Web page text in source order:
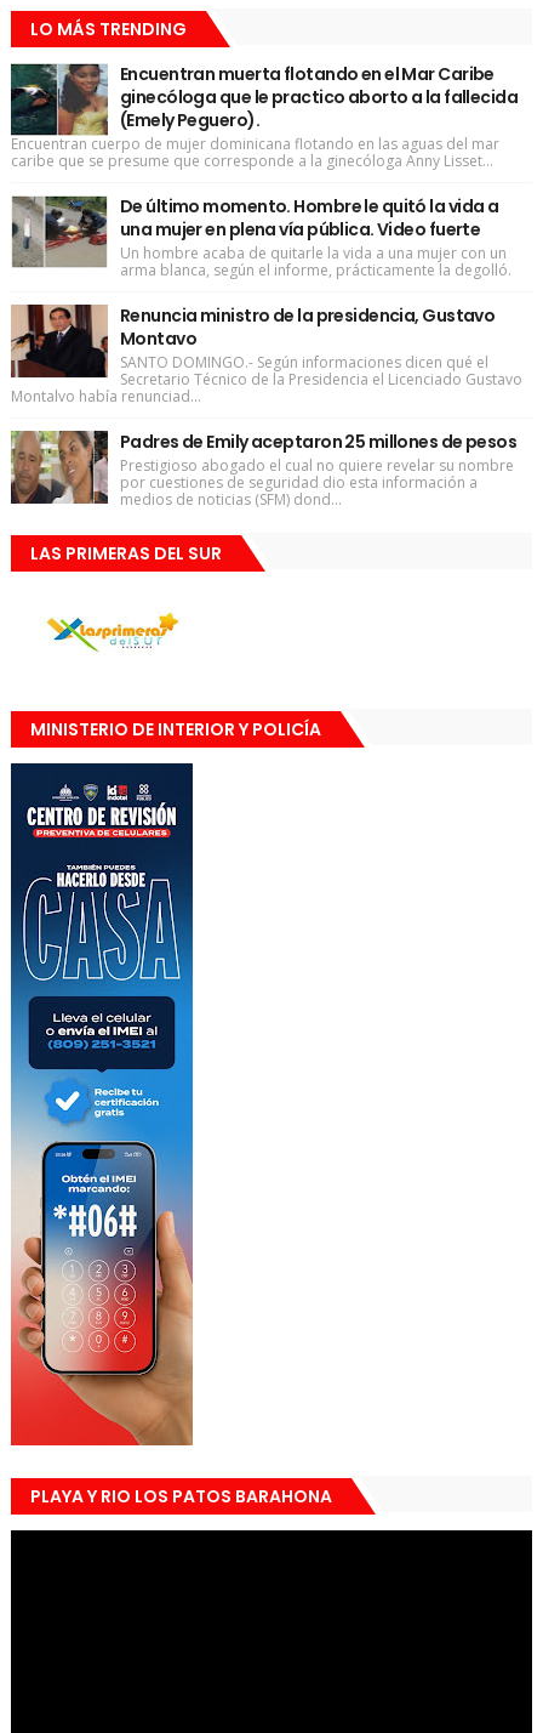
LO MÁS TRENDING
Encuentran muerta flotando en el Mar Caribe
ginecóloga que le practico aborto a la fallecida
(Emely Peguero).
Encuentran cuerpo de mujer dominicana flotando en las aguas del mar
caribe que se presume que corresponde a la ginecóloga Anny Lisset...
De último momento. Hombre le quitó la vida a
una mujer en plena vía pública. Video fuerte
Un hombre acaba de quitarle la vida a una mujer con un
arma blanca, según el informe, prácticamente la degolló.
Renuncia ministro de la presidencia, Gustavo
Montavo
SANTO DOMINGO.- Según informaciones dicen qué el
Secretario Técnico de la Presidencia el Licenciado Gustavo
Montalvo había renunciad...
Padres de Emily aceptaron 25 millones de pesos
Prestigioso abogado el cual no quiere revelar su nombre
por cuestiones de seguridad dio esta información a
medios de noticias (SFM) dond...
LAS PRIMERAS DEL SUR
MINISTERIO DE INTERIOR Y POLICÍA
PLAYA Y RIO LOS PATOS BARAHONA